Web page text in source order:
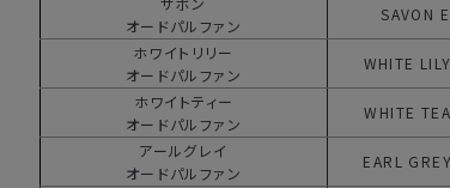
オードパルファン
SAVON
ホワイトリリー
オードパルファン
WHITE LILY
ホワイトティー
オードパルファン
WHITE TEA
アールグレイ
オードパルファン
EARL GREY